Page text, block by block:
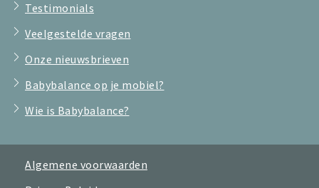
Testimonials
Veelgestelde vragen
Onze nieuwsbrieven
Babybalance op je mobiel?
Wie is Babybalance?
Algemene voorwaarden